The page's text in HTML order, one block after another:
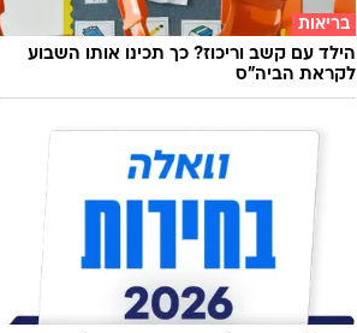
בריאות
הילד עם קשב וריכוז? כך תכינו אותו השבוע
לקראת הביה"ס